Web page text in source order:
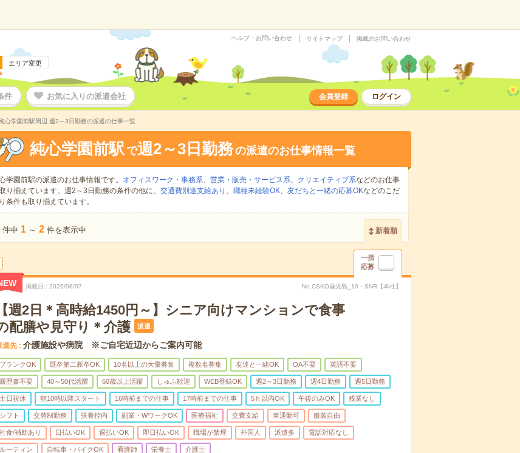
エリア変更
ヘルプ・お問い合わせ サイトマップ 掲載のお問い合わせ
件 お気に入りの派遣会社 会員登録 ログイン
心学園前駅周辺 週2～3日勤務の派遣の仕事一覧
純心学園前駅 で週2～3日勤務の派遣のお仕事情報一覧
学園前駅の派遣のお仕事情報です。 オフィスワーク・事務系、 営業・販売・サービス系、 クリエイティブ系などのお仕事
り揃えています。週2～3日勤務の条件の他に、 交通費別途支給あり 、 職種未経験OK、 友だちと一緒の応募OKなどのこだ
条件も取り揃えています。
件中 1 ～ 2 件を表示中 新着順
一括
応募
掲載日 2026/08/07 No.CSKO鹿児島_10・SNR【本社】
【週2日＊高時給1450円～】シニア向けマンションで食事
配膳や見守り＊介護
派遣
遣先 介護施設や病院 ※ご自宅近辺からご案内可能
ブランクOK 既卒第二新卒OK 10名以上の大量募集 複数名募集 友達と一緒OK OA不要 英語不要
履歴書不要 40～50代活躍 60歳以上活躍 しゅふ歓迎 WEB登録OK 週2～3日勤務 週4日勤務 週5日勤務
土日祝休 朝10時以降スタート 16時前までの仕事 17時前までの仕事 5ｈ以内OK 午後のみOK 残業なし
シフト 交替制勤務 扶養控内 副業・WワークOK 医療福祉 交費支給 車通勤可 服装自由
社食/補助あり 日払いOK 週払いOK 即日払いOK 職場が禁煙 外国人 派遣多 電話対応なし
ルーティン 自転車・バイクOK 看護師 栄養士 介護士